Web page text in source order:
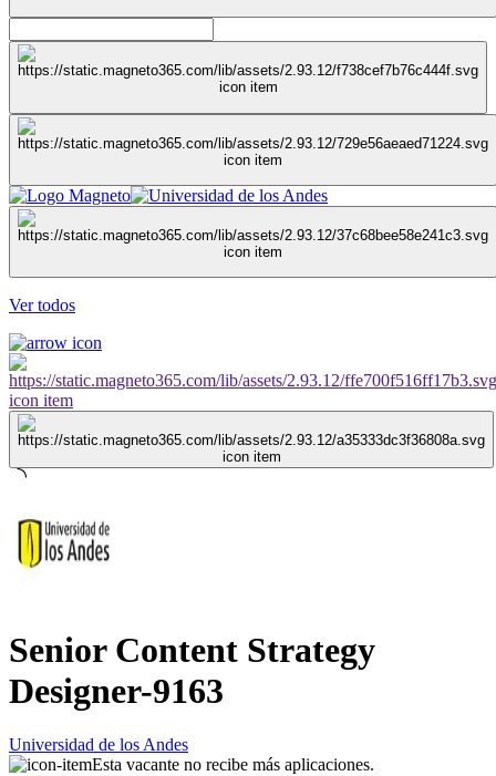
Ver todos
Senior Content Strategy
Designer-9163
Universidad de los Andes
Esta vacante no recibe más aplicaciones.